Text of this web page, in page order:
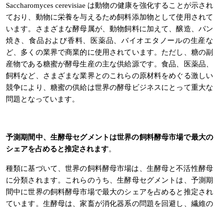
Saccharomyces cerevisiae は動物の健康を強化することが示され
ており、動物に栄養を与えるため飼料添加物として使用されて
います。さまざまな酵母属が、動物飼料に加えて、醸造、パン
焼き、食品および香料、医薬品、バイオエタノールの生産な
ど、多くの業界で商業的に使用されています。ただし、糖の副
産物である糖蜜が酵母生産の主な供給源です。食品、医薬品、
飼料など、さまざまな業界とのこれらの原材料をめぐる激しい
競争により、糖蜜の供給は世界の酵母ビジネスにとって重大な
問題となっています。
予測期間中、生酵母セグメントは世界の飼料酵母市場で最大の
シェアを占めると推定されます。
種類に基づいて、世界の飼料酵母市場は、生酵母と不活性酵母
に分類されます。これらのうち、生酵母セグメントは、予測期
間中に世界の飼料酵母市場で最大のシェアを占めると推定され
ています。生酵母は、家畜が消化器系の問題を回避し、繊維の